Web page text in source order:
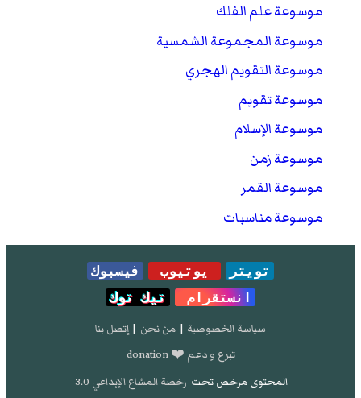
موسوعة علم الفلك
موسوعة المجموعة الشمسية
موسوعة التقويم الهجري
موسوعة تقويم
موسوعة الإسلام
موسوعة زمن
موسوعة القمر
موسوعة مناسبات
تويتر يوتيوب
فيسبوك
انستقرام
تيك توك
سياسة الخصوصية | من نحن | إتصل بنا
تبرع و دعم ❤️ donation
المحتوى مرخص تحت رخصة المشاع الإبداعي 3.0